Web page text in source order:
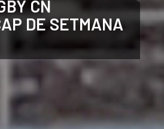
ANGLÈS
CN
DE SETMANA